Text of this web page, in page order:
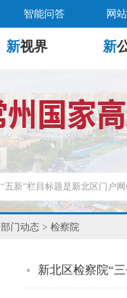
智能问答 网
新视界 新
部门动态 > 检察院
新北区检察院“